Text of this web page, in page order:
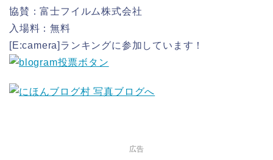
協賛：富士フイルム株式会社
入場料：無料
[E:camera]ランキングに参加しています！
広告